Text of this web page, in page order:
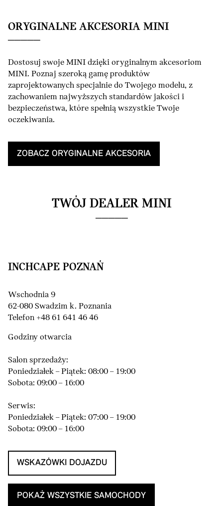
ORYGINALNE AKCESORIA MINI
Dostosuj swoje MINI dzięki oryginalnym akcesoriom
MINI. Poznaj szeroką gamę produktów
zaprojektowanych specjalnie do Twojego modelu, z
zachowaniem najwyższych standardów jakości i
bezpieczeństwa, które spełnią wszystkie Twoje
oczekiwania.
ZOBACZ ORYGINALNE AKCESORIA
TWÓJ DEALER MINI
INCHCAPE POZNAŃ
Wschodnia 9
62-080 Swadzim k. Poznania
Telefon +48 61 641 46 46
Godziny otwarcia
Salon sprzedaży:
Poniedziałek – Piątek: 08:00 – 19:00
Sobota: 09:00 – 16:00
Serwis:
Poniedziałek – Piątek: 07:00 – 19:00
Sobota: 09:00 – 16:00
WSKAZÓWKI DOJAZDU
POKAŻ WSZYSTKIE SAMOCHODY